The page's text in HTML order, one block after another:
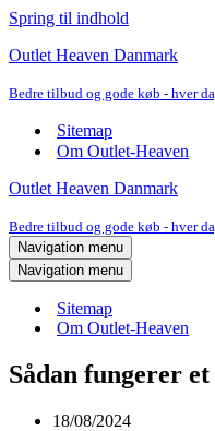
Spring til indhold
Outlet Heaven Danmark
Bedre tilbud og gode køb - hver
Sitemap
Om Outlet-Heaven
Outlet Heaven Danmark
Bedre tilbud og gode køb - hver
Navigation menu
Navigation menu
Sitemap
Om Outlet-Heaven
Sådan fungerer
18/08/2024